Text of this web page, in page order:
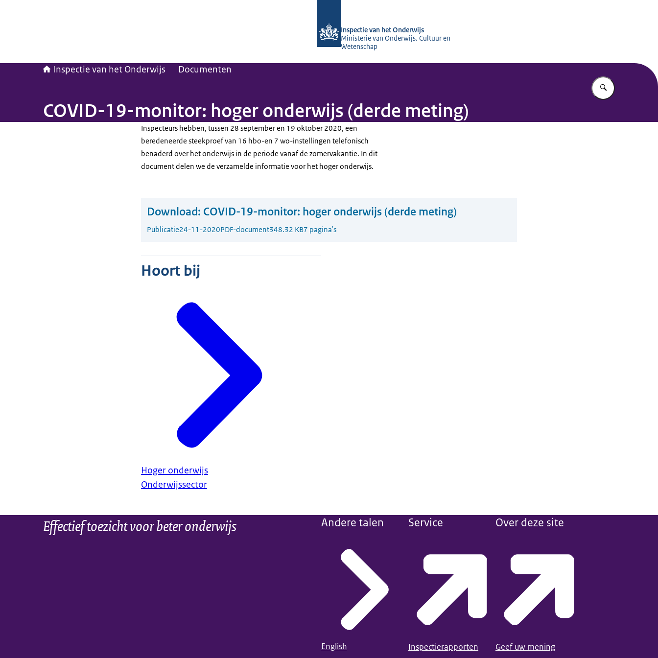
Inspectie van het Onderwijs
Ministerie van Onderwijs, Cultuur en
Wetenschap
Inspectie van het Onderwijs Documenten
Vul in wat u
COVID-19-monitor: hoger onderwijs (derde meting)
Inspecteurs hebben, tussen 28 september en 19 oktober 2020, een
beredeneerde steekproef van 16 hbo-en 7 wo-instellingen telefonisch
benaderd over het onderwijs in de periode vanaf de zomervakantie. In dit
document delen we de verzamelde informatie voor het hoger onderwijs.
Download: COVID-19-monitor: hoger onderwijs (derde meting)
Publicatie24-11-2020PDF-document348.32 KB7 pagina's
Hoort bij
Hoger onderwijs
Onderwijssector
Effectief toezicht voor beter onderwijs Andere talen
English
Service
Inspectierapporten
Over deze site
Geef uw mening